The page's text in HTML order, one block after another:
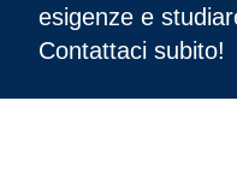
esigenze e
Contattaci subito!